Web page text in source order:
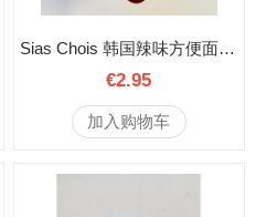
Sias Chois 韩国辣味方便面 107克
€2.95
加入购物车